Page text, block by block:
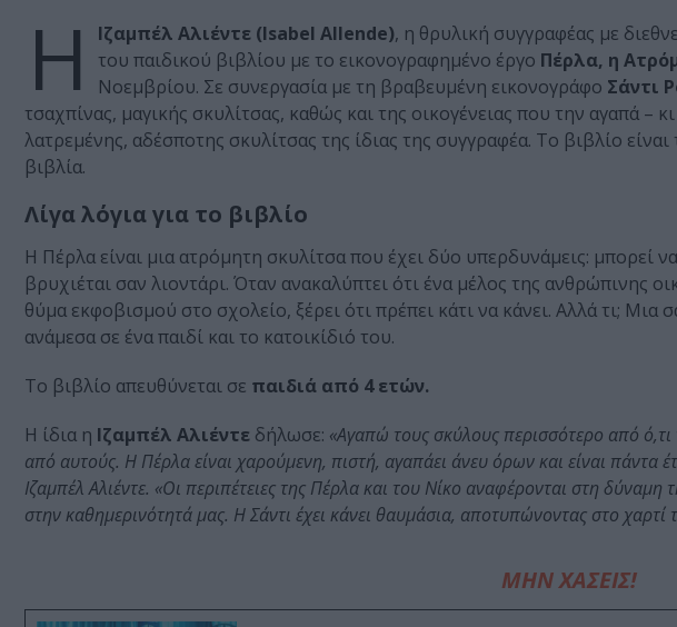
Η Ιζαμπέλ Αλιέντε (Isabel Allende), η θρυλική συγγραφέας με
του παιδικού βιβλίου με το εικονογραφημένο έργο Πέρλα, η
Νοεμβρίου. Σε συνεργασία με τη βραβευμένη εικονογράφο Σάντι
τσαχπίνας, μαγικής σκυλίτσας, καθώς και της οικογένειας που την αγαπά –
λατρεμένης, αδέσποτης σκυλίτσας της ίδιας της συγγραφέα. Το βιβλίο
βιβλία.
Λίγα λόγια για το βιβλίο
Η Πέρλα είναι μια ατρόμητη σκυλίτσα που έχει δύο υπερδυνάμεις: μπορεί
βρυχιέται σαν λιοντάρι. Όταν ανακαλύπτει ότι ένα μέλος της ανθρώπινης
θύμα εκφοβισμού στο σχολείο, ξέρει ότι πρέπει κάτι να κάνει. Αλλά τι; Μια
ανάμεσα σε ένα παιδί και το κατοικίδιό του.
Το βιβλίο απευθύνεται σε παιδιά από 4 ετών.
Η ίδια η Ιζαμπέλ Αλιέντε δήλωσε: «Αγαπώ τους σκύλους περισσότερο από
από αυτούς. Η Πέρλα είναι χαρούμενη, πιστή, αγαπάει άνευ όρων και είναι πάντα
Ιζαμπέλ Αλιέντε. «Οι περιπέτειες της Πέρλα και του Νίκο αναφέρονται στη δύναμη
στην καθημερινότητά μας. Η Σάντι έχει κάνει θαυμάσια, αποτυπώνοντας στο
ΜΗΝ ΧΑΣΕΙΣ!